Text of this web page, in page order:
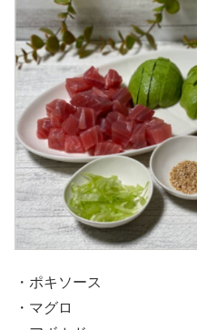
・ポキソース
・マグロ